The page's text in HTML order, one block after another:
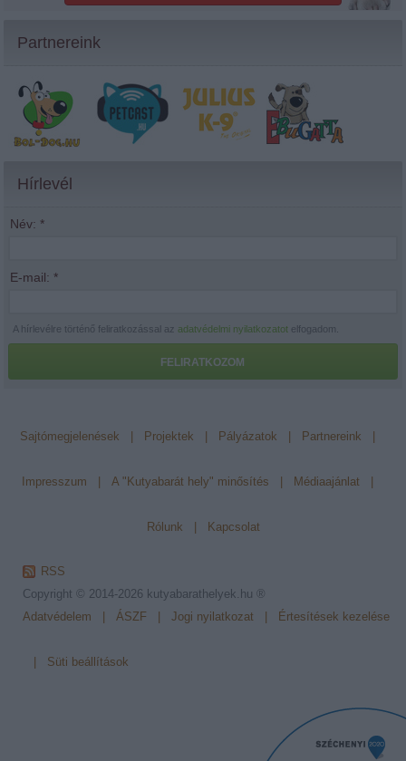
Partnereink
Hírlevél
Név: *
E-mail: *
A hírlevélre történő feliratkozással azadatvédelmi nyilatkozatot elfogadom.
FELIRATKOZOM
Sajtómegjelenések Projektek Pályázatok Partnereink
Impresszum A "Kutyabarát hely" minősítés Médiaajánlat
Rólunk Kapcsolat
RSS
Copyright © 2014-2026 kutyabarathelyek.hu ®
Adatvédelem
ÁSZF Jogi nyilatkozat Értesítések kezelése
Süti beállítások